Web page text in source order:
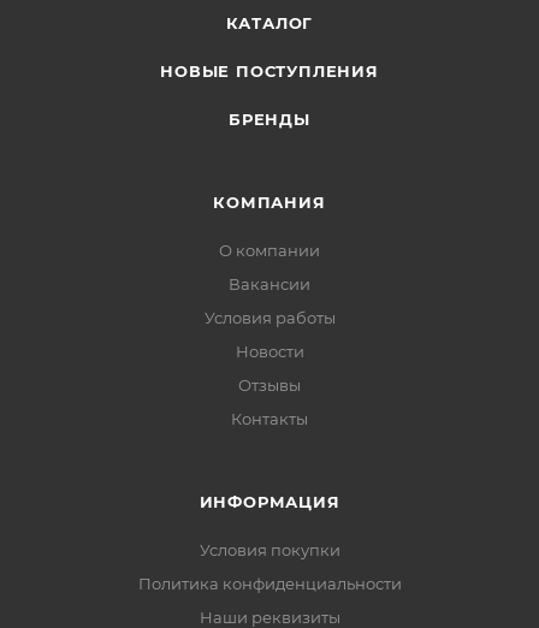
КАТАЛОГ
НОВЫЕ ПОСТУПЛЕНИЯ
БРЕНДЫ
КОМПАНИЯ
О компании
Вакансии
Условия работы
Новости
Отзывы
Контакты
ИНФОРМАЦИЯ
Условия покупки
Политика конфиденциальности
Наши реквизиты